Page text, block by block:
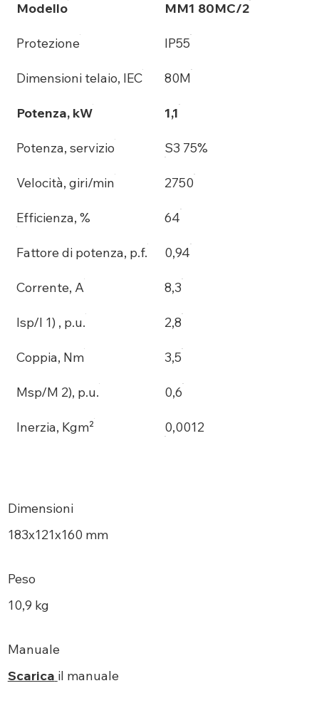
Modello MM1 80MC/2
Protezione IP55
Dimensioni telaio, IEC 80M
Potenza, kW 1,1
Potenza, servizio S3 75%
Velocità, giri/min 2750
Efficienza, % 64
Fattore di potenza, p.f. 0,94
Corrente, A 8,3
Isp/I 1) , p.u. 2,8
Coppia, Nm 3,5
Msp/M 2), p.u. 0,6
Inerzia, Kgm² 0,0012
Dimensioni
183х121x160 mm
Peso
10,9 kg
Manuale
Scarica il manuale